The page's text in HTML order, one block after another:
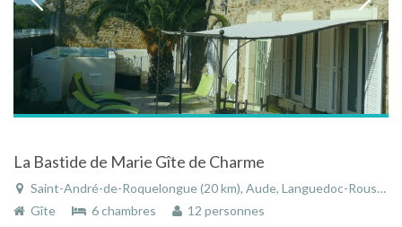
La Bastide de Marie Gîte de Charme
Saint-André-de-Roquelongue (20 km), Aude, Languedoc-Roussillon, Occitanie, France
Gîte
6 chambres 12 personnes